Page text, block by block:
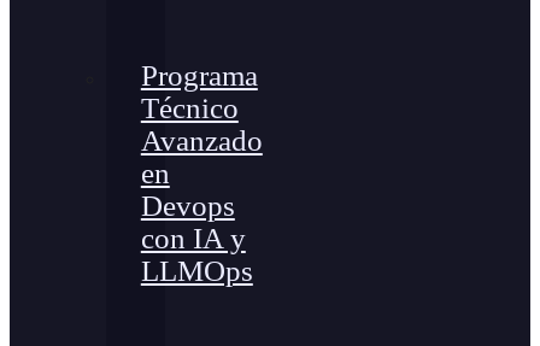
Programa
Técnico
Avanzado
en
Devops
con IA y
LLMOps